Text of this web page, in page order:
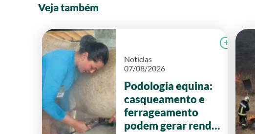
Veja também
Notícias
07/08/2026
Podologia equina:
casqueamento e
ferrageamento
podem gerar renda